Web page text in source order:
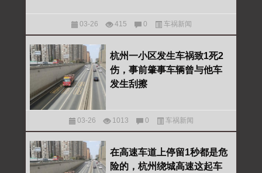
03-26 415 0 车祸新闻
杭州一小区发生车祸致1死2
伤，事前肇事车辆曾与他车
发生刮擦
03-26 1013 0 车祸新闻
在高速车道上停留1秒都是危
险的，杭州绕城高速这起车